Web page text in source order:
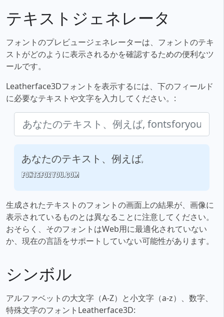
テキストジェネレータ
フォントのプレビュージェネレーターは、フォントのテキ
ストがどのように表示されるかを確認するための便利なツ
ールです。
Leatherface3Dフォントを表示するには、下のフィールド
に必要なテキストや文字を入力してください。:
あなたのテキスト、例えば,
fontsforyou.com
生成されたテキストのフォントの画面上の結果が、画像に
表示されているものとは異なることに注意してください。
おそらく、そのフォントはWeb用に最適化されていない
か、現在の言語をサポートしていない可能性があります。
シンボル
アルファベットの大文字（A-Z）と小文字（a-z）、数字、
特殊文字のフォントLeatherface3D: